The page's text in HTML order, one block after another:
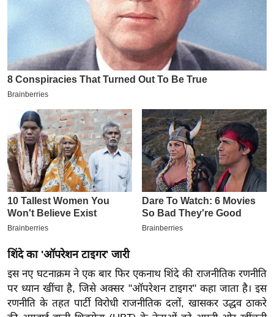
P
L
2
2
6
क्रा
इ
म
ई
प
र
मि
सा
शिंदे का 'ऑपरेशन टाइगर' जारी
इस नए घटनाक्रम ने एक बार फिर एकनाथ शिंदे की राजनीतिक रणनीति
पर ध्यान खींचा है, जिसे अक्सर "ऑपरेशन टाइगर" कहा जाता है। इस
रणनीति के तहत पार्टी विरोधी राजनीतिक दलों, खासकर उद्धव ठाकरे